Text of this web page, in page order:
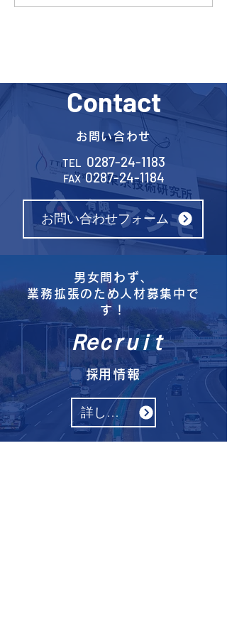
Contact
お問い合わせ
TEL 0287-24-1183
FAX0287-24-1184
お問い合わせフォーム
男女問わず、
​業務拡張のため人材募集中で
す！
Ｒｅｃｒｕｉｔ
​採用情報
詳しくはこちら